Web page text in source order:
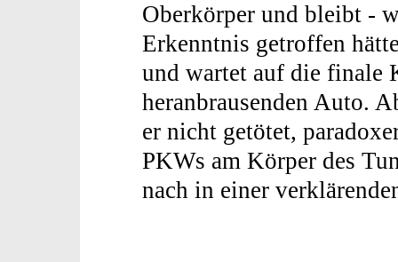
Oberkörper und bleibt -
Erkenntnis getroffen
und wartet auf die finale
heranbrausenden Auto.
er nicht getötet,
PKWs am Körper des
nach in einer